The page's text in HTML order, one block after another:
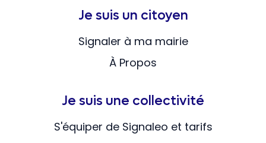
Je suis un citoyen
Signaler à ma mairie
À Propos
Je suis une collectivité
S'équiper de Signaleo et tarifs